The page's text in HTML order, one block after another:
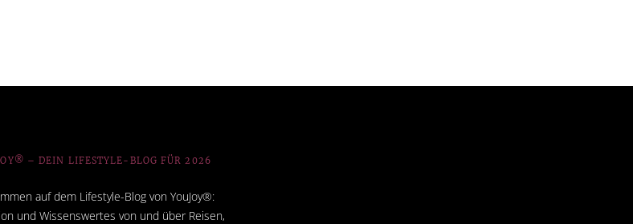
– DEIN LIFESTYLE-BLOG FÜR 2026
auf dem Lifestyle-Blog von YouJoy®:
und Wissenswertes von und über Reisen,